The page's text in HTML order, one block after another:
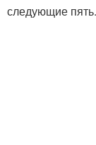
следующие пять.